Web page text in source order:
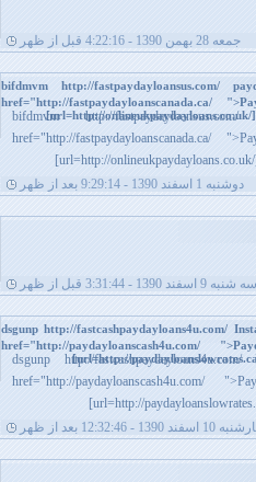
جمعه 28 بهمن 1390 - 4:22:16 قبل از ظهر
bifdmvm http://fastpaydayloansus.com/
href="http://fastpaydayloanscanada.ca/
[url=http://
bifdmvm http://
href="http://fastpaydayloanscanada.ca/
[url=http://
دوشنبه 1 اسفند 1390 - 9:29:14 بعد از ظهر
سه شنبه 9 اسفند 1390 - 3:31:44 قبل از ظهر
dsgunp http://fastcashpaydayloans4u.com/
href="http://paydayloanscash4u.com/
[url=http://
dsgunp http://
href="http://paydayloanscash4u.com/
[url=http://
1390 - 12:32:46 بعد از ظهر